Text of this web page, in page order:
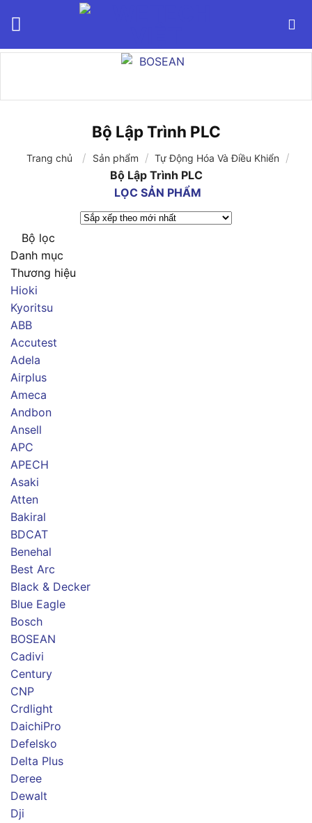
Bộ Lập Trình PLC
Trang chủ / Sản phẩm / Tự Động Hóa Và Điều Khiển
/
Bộ Lập Trình PLC
LỌC SẢN PHẨM
Bộ lọc
Danh mục
Thương hiệu
Hioki
Kyoritsu
ABB
Accutest
Adela
Airplus
Ameca
Andbon
Ansell
APC
APECH
Asaki
Atten
Bakiral
BDCAT
Benehal
Best Arc
Black & Decker
Blue Eagle
Bosch
BOSEAN
Cadivi
Century
CNP
Crdlight
DaichiPro
Defelsko
Delta Plus
Deree
Dewalt
Dji